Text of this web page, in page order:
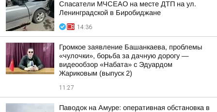
Спасатели МЧСЕАО на месте ДТП на ул.
Ленинградской в Биробиджане
14:36
Громкое заявление Башанкаева, проблемы
«чулочки», борьба за дачную дорогу —
видеообзор «Набата» с Эдуардом
Жариковым (выпуск 2)
11:27
Паводок на Амуре: оперативная обстановка в